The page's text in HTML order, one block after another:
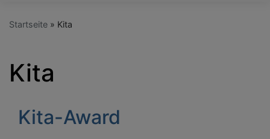
Startseite Kita
Kita
Kita-Award